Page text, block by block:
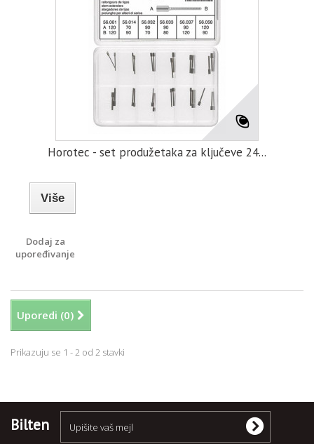
Horotec - set produžetaka za ključeve 24...
Više
Dodaj za
upoređivanje
Uporedi (0)
Prikazuju se 1 - 2 od 2 stavki
Bilten